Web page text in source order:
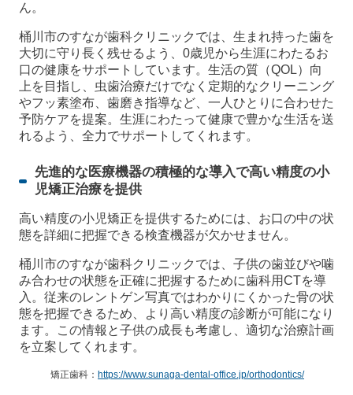
ん。
桶川市のすなが歯科クリニックでは、生まれ持った歯を
大切に守り長く残せるよう、0歳児から生涯にわたるお
口の健康をサポートしています。生活の質（QOL）向
上を目指し、虫歯治療だけでなく定期的なクリーニング
やフッ素塗布、歯磨き指導など、一人ひとりに合わせた
予防ケアを提案。生涯にわたって健康で豊かな生活を送
れるよう、全力でサポートしてくれます。
先進的な医療機器の積極的な導入で高い精度の小
児矯正治療を提供
高い精度の小児矯正を提供するためには、お口の中の状
態を詳細に把握できる検査機器が欠かせません。
桶川市のすなが歯科クリニックでは、子供の歯並びや噛
み合わせの状態を正確に把握するために歯科用CTを導
入。従来のレントゲン写真ではわかりにくかった骨の状
態を把握できるため、より高い精度の診断が可能になり
ます。この情報と子供の成長も考慮し、適切な治療計画
を立案してくれます。
矯正歯科： https://www.sunaga-dental-office.jp/orthodontics/